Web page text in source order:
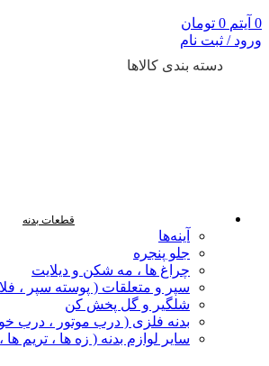
0 آیتم 0 تومان
ورود / ثبت نام
دسته بندی کالاها
قطعات بدنه
آینه‌ها
جلو پنجره
چراغ‌ ها ، مه‌ شکن و دیلایت
سپر و متعلقات ( پوسته سپر ،
شلگیر و گل‌ پخش‌ کن
بدنه فلزی ( درب موتور ، درب
سایر لوازم بدنه ( زه ها ، تریم